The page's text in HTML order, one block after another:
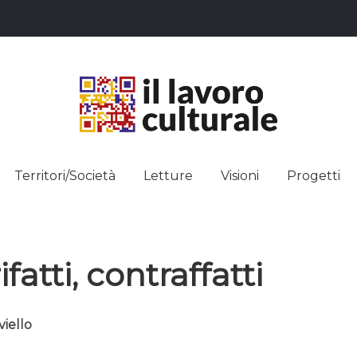
Territori/Società Letture Visioni Progetti
contraffatti